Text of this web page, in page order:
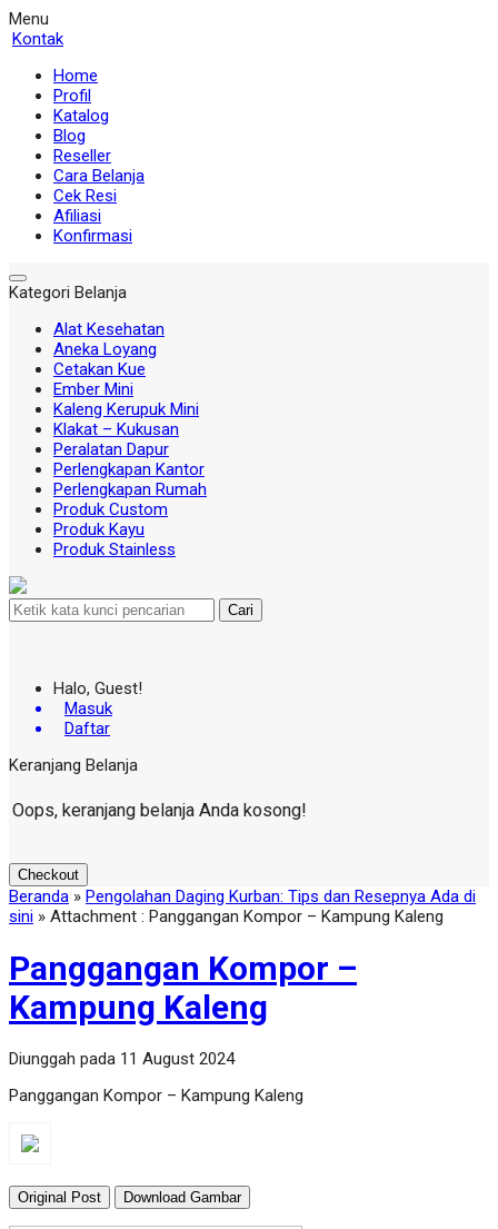
Menu
Kontak
Home
Profil
Katalog
Blog
Reseller
Cara Belanja
Cek Resi
Afiliasi
Konfirmasi
Kategori Belanja
Alat Kesehatan
Aneka Loyang
Cetakan Kue
Ember Mini
Kaleng Kerupuk Mini
Klakat – Kukusan
Peralatan Dapur
Perlengkapan Kantor
Perlengkapan Rumah
Produk Custom
Produk Kayu
Produk Stainless
Cari
Halo, Guest!
Masuk
Daftar
Keranjang Belanja
Oops, keranjang belanja Anda kosong!
Checkout
Beranda » Pengolahan Daging Kurban: Tips dan Resepnya Ada di
sini » Attachment : Panggangan Kompor – Kampung Kaleng
Panggangan Kompor –
Kampung Kaleng
Diunggah pada 11 August 2024
Panggangan Kompor – Kampung Kaleng
Original Post Download Gambar